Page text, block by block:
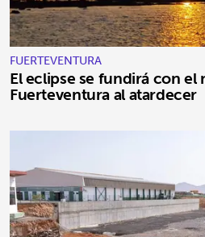
FUERTEVENTURA
El eclipse se fundirá con el
Fuerteventura al atardecer